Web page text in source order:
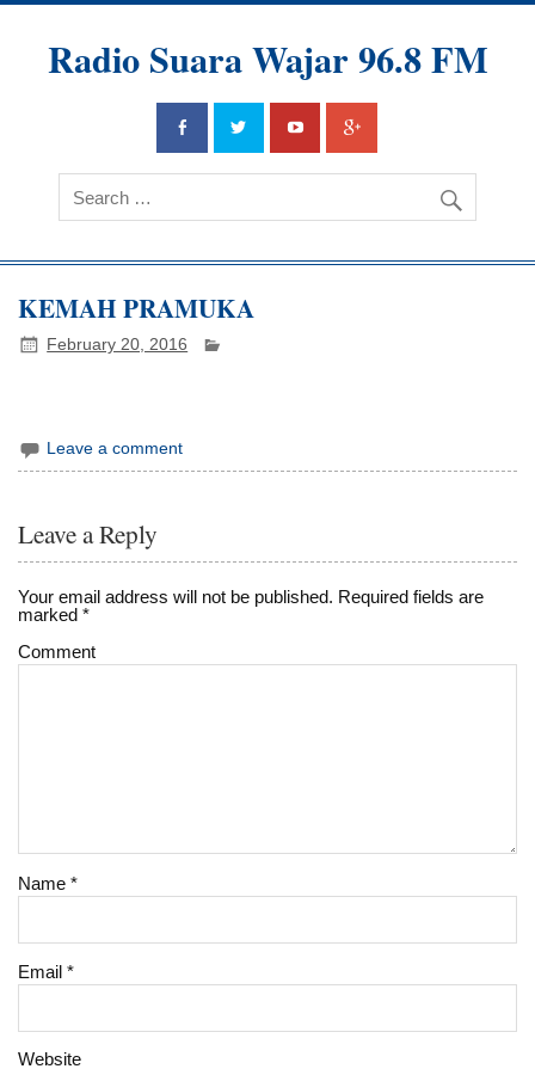
Radio Suara Wajar 96.8 FM
KEMAH PRAMUKA
February 20, 2016
Leave a comment
Leave a Reply
Your email address will not be published. Required fields are
marked*
Comment
Name*
Email*
Website